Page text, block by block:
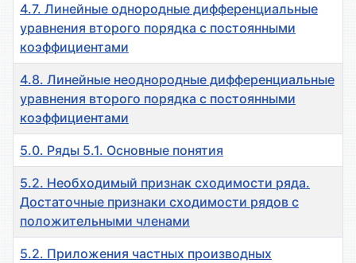
4.7. Линейные однородные дифференциальные
уравнения второго порядка с постоянными
коэффициентами
4.8. Линейные неоднородные дифференциальные
уравнения второго порядка с постоянными
коэффициентами
5.0. Ряды 5.1. Основные понятия
5.2. Необходимый признак сходимости ряда.
Достаточные признаки сходимости рядов с
положительными членами
5.2. Приложения частных производных